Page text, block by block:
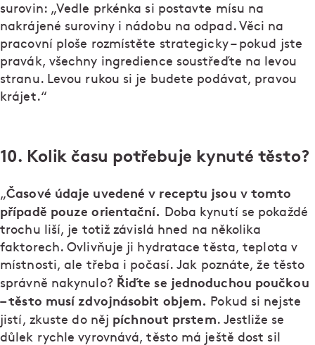
surovin: „Vedle prkénka si postavte mísu na
nakrájené suroviny i nádobu na odpad. Věci na
pracovní ploše rozmístěte strategicky – pokud jste
pravák, všechny ingredience soustřeďte na levou
stranu. Levou rukou si je budete podávat, pravou
krájet.“
10. Kolik času potřebuje kynuté těsto?
„Časové údaje uvedené v receptu jsou v tomto
případě pouze orientační.
Doba kynutí se pokaždé
trochu liší, je totiž závislá hned na několika
faktorech. Ovlivňuje ji hydratace těsta, teplota v
místnosti, ale třeba i počasí. Jak poznáte, že těsto
správně nakynulo? Řiďte se jednoduchou poučkou
– těsto musí zdvojnásobit objem. Pokud si nejste
jistí, zkuste do něj píchnout prstem. Jestliže se
důlek rychle vyrovnává, těsto má ještě dost sil